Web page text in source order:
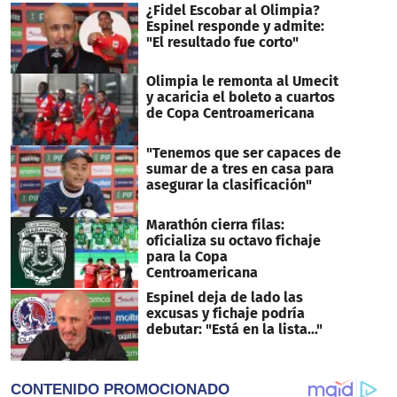
¿Fidel Escobar al Olimpia?
Espinel responde y admite:
"El resultado fue corto"
Olimpia le remonta al Umecit
y acaricia el boleto a cuartos
de Copa Centroamericana
"Tenemos que ser capaces de
sumar de a tres en casa para
asegurar la clasificación"
Marathón cierra filas:
oficializa su octavo fichaje
para la Copa
Centroamericana
Espinel deja de lado las
excusas y fichaje podría
debutar: "Está en la lista..."